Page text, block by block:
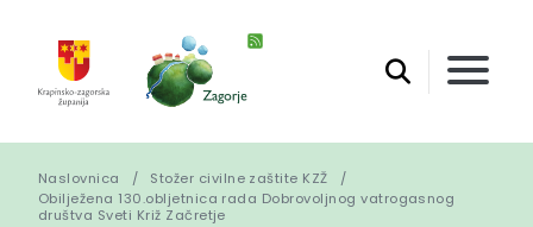
Naslovnica
Stožer civilne zaštite KZŽ
Obilježena 130.obljetnica rada Dobrovoljnog vatrogasnog
društva Sveti Križ Začretje